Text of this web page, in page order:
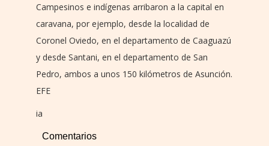
Campesinos e indígenas arribaron a la capital en
caravana, por ejemplo, desde la localidad de
Coronel Oviedo, en el departamento de Caaguazú
y desde Santani, en el departamento de San
Pedro, ambos a unos 150 kilómetros de Asunción.
EFE
ia
Comentarios